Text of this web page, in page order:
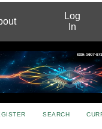
Log
In
SEARCH